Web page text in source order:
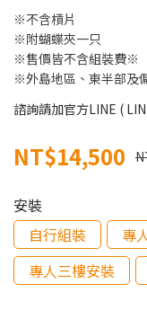
※不含槓片
※附蝴蝶夾一只
※售價皆不含組裝費※
​※外島地區、東半部及
諮詢請加官方LINE (
NT$14,500
安裝
自行組裝
專
專人三樓安裝